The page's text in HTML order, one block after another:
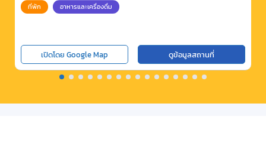
ที่พัก อาหารและเครื่องดื่ม
เปิดโดย Google Map ดูข้อมูลสถานที่